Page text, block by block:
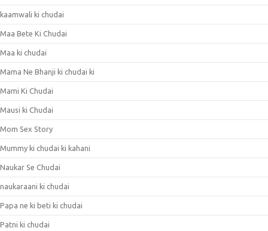
kaamwali ki chudai
Maa Bete Ki Chudai
Maa ki chudai
Mama Ne Bhanji ki chudai ki
Mami Ki Chudai
Mausi ki Chudai
Mom Sex Story
Mummy ki chudai ki kahani
Naukar Se Chudai
naukaraani ki chudai
Papa ne ki beti ki chudai
Patni ki chudai